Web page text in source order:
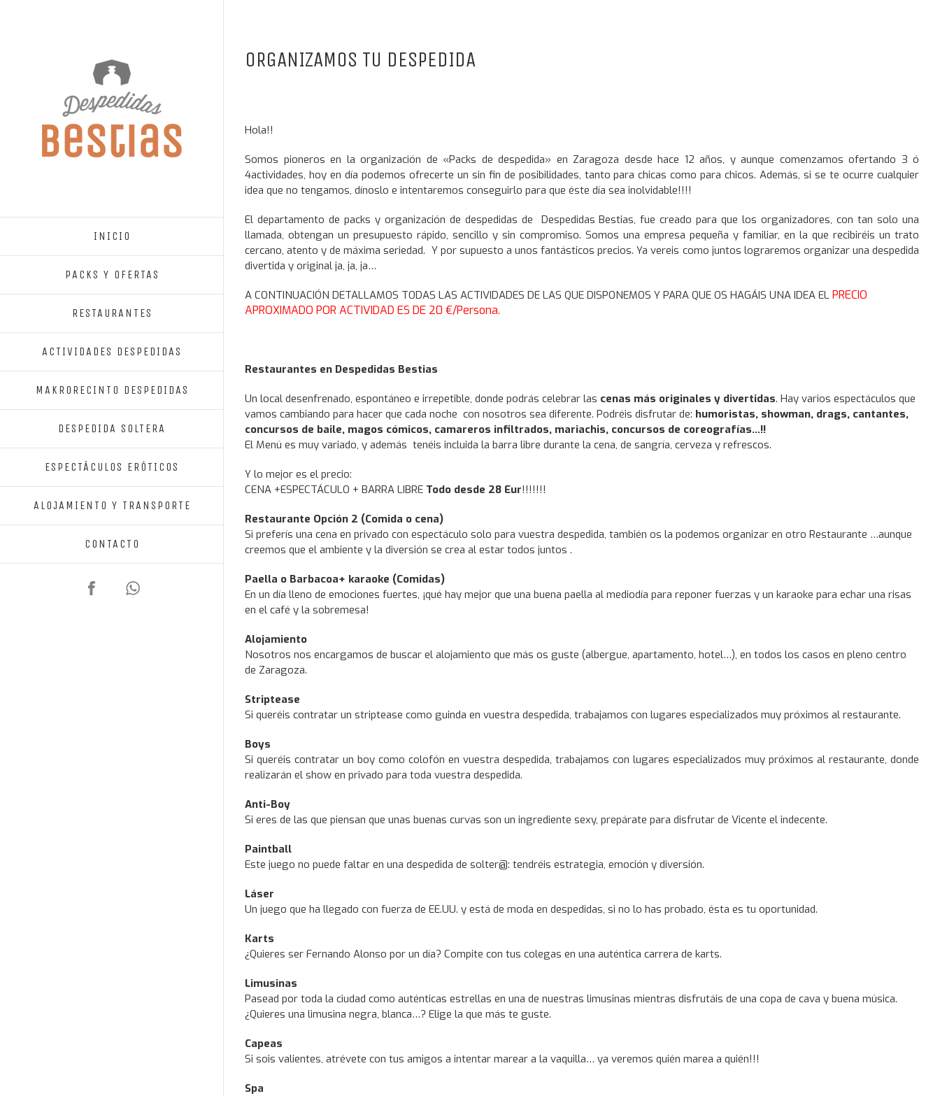
INICIO
PACKS Y OFERTAS
RESTAURANTES
ACTIVIDADES DESPEDIDAS
MAKRORECINTO DESPEDIDAS
DESPEDIDA SOLTERA
ESPECTÁCULOS ERÓTICOS
ALOJAMIENTO Y TRANSPORTE
CONTACTO
Facebook652
97
ORGANIZAMOS TU DESPEDIDA
Hola!!
Somos pioneros en la organización de «Packs de despedida» en Zaragoza desde hace 12 años, y aunque comenzamos ofertando 3 ó
4actividades, hoy en día podemos ofrecerte un sin fin de posibilidades, tanto para chicas como para chicos. Además, si se te ocurre cualquier
idea que no tengamos, dínoslo e intentaremos conseguirlo para que éste día sea inolvidable!!!!
El departamento de packs y organización de despedidas de Despedidas Bestias, fue creado para que los organizadores, con tan solo una
llamada, obtengan un presupuesto rápido, sencillo y sin compromiso. Somos una empresa pequeña y familiar, en la que recibiréis un trato
cercano, atento y de máxima seriedad. Y por supuesto a unos fantásticos precios. Ya vereis como juntos lograremos organizar una despedida
divertida y original ja, ja, ja…
A CONTINUACIÓN DETALLAMOS TODAS LAS ACTIVIDADES DE LAS QUE DISPONEMOS Y PARA QUE OS HAGÁIS UNA IDEA EL PRECIO
APROXIMADO POR ACTIVIDAD ES DE 20 €/Persona.
Restaurantes en Despedidas Bestias
Un local desenfrenado, espontáneo e irrepetible, donde podrás celebrar las cenas más originales y divertidas. Hay varios espectáculos que
vamos cambiando para hacer que cada noche con nosotros sea diferente. Podréis disfrutar de: humoristas, showman, drags, cantantes,
concursos de baile, magos cómicos, camareros infiltrados, mariachis, concursos de coreografías…!!
El Menú es muy variado, y además tenéis incluida la barra libre durante la cena, de sangría, cerveza y refrescos.
Y lo mejor es el precio:
CENA +ESPECTÁCULO + BARRA LIBRE Todo desde 28 Eur!!!!!!!
Restaurante Opción 2 (Comida o cena)
Si preferís una cena en privado con espectáculo solo para vuestra despedida, también os la podemos organizar en otro Restaurante …aunque
creemos que el ambiente y la diversión se crea al estar todos juntos .
Paella o Barbacoa+ karaoke (Comidas)
En un día lleno de emociones fuertes, ¡qué hay mejor que una buena paella al mediodía para reponer fuerzas y un karaoke para echar una risas
en el café y la sobremesa!
Alojamiento
Nosotros nos encargamos de buscar el alojamiento que más os guste (albergue, apartamento, hotel…), en todos los casos en pleno centro
de Zaragoza.
Striptease
Si queréis contratar un striptease como guinda en vuestra despedida, trabajamos con lugares especializados muy próximos al restaurante.
Boys
Si queréis contratar un boy como colofón en vuestra despedida, trabajamos con lugares especializados muy próximos al restaurante, donde
realizarán el show en privado para toda vuestra despedida.
Anti-Boy
Si eres de las que piensan que unas buenas curvas son un ingrediente sexy, prepárate para disfrutar de Vicente el indecente.
Paintball
Este juego no puede faltar en una despedida de solter@: tendréis estrategia, emoción y diversión.
Láser
Un juego que ha llegado con fuerza de EE.UU. y está de moda en despedidas, si no lo has probado, ésta es tu oportunidad.
Karts
¿Quieres ser Fernando Alonso por un día? Compite con tus colegas en una auténtica carrera de karts.
Limusinas
Pasead por toda la ciudad como auténticas estrellas en una de nuestras limusinas mientras disfrutáis de una copa de cava y buena música.
¿Quieres una limusina negra, blanca…? Elige la que más te guste.
Capeas
Si sois valientes, atrévete con tus amigos a intentar marear a la vaquilla… ya veremos quién marea a quién!!!
Spa